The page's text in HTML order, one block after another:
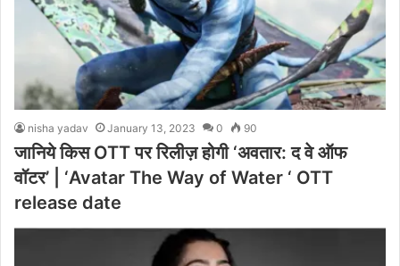
nisha yadav January 13, 2023 0 90
जानिये किस OTT पर रिलीज़ होगी ‘अवतार: द वे ऑफ
वॉटर’ | ‘Avatar The Way of Water ‘ OTT
release date